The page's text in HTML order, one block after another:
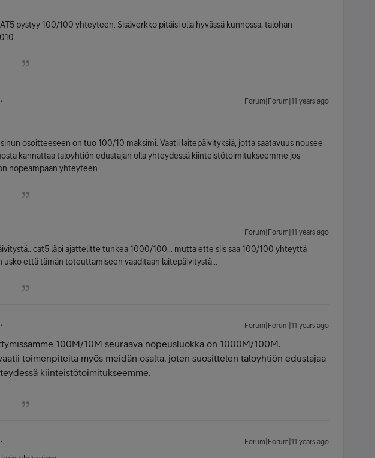
pystyy 100/100 yhteyteen. Sisäverkko pitäisi olla hyvässä kunnossa, talohan
Forum|Forum|11 years ago
osoitteeseen on tuo 100/10 maksimi. Vaatii laitepäivityksiä, jotta saatavuus nousee
kannattaa taloyhtiön edustajan olla yhteydessä kiinteistötoimitukseemme jos
nopeampaan yhteyteen.
Forum|Forum|11 years ago
cat5 läpi ajattelitte tunkea 1000/100... mutta ette siis saa 100/100 yhteyttä
usko että tämän toteuttamiseen vaaditaan laitepäivitystä...
Forum|Forum|11 years ago
100M/10M seuraava nopeusluokka on 1000M/100M.
toimenpiteita myös meidän osalta, joten suosittelen taloyhtiön edustajaa
kiinteistötoimitukseemme.
Forum|Forum|11 years ago